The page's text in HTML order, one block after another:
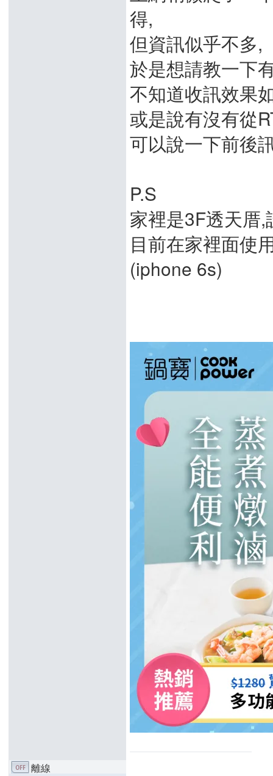
得,
但資訊似乎不多,
於是想請教一下
不知道收訊效果
或是說有沒有從
可以說一下前後
P.S
家裡是3F透天厝,
目前在家裡面使
(iphone 6s)
離線